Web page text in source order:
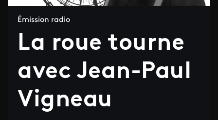
Émission radio
La roue tourne
avec Jean-Paul
Vigneau